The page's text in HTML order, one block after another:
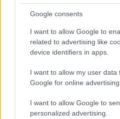
Google consents
I want to allow Google to
related to advertising like
device identifiers in apps.
I want to allow my user data
Google for online
I want to allow Google to
personalized advertising.